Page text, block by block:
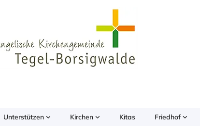
Unterstützen Kirchen Kitas Friedhof